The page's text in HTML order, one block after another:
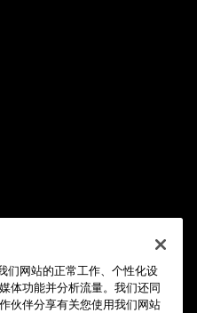
们网站的正常工作、个性化设
体功能并分析流量。我们还同
伙伴分享有关您使用我们网站